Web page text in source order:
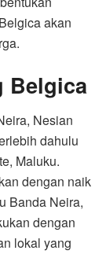
akan
Belgica
Nesian
dahulu
Maluku.
dengan naik
Banda Neira,
dengan
lokal yang